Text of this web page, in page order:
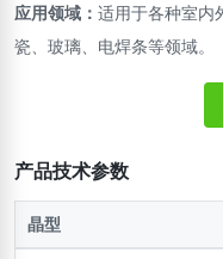
应用领域： 适用于各种室内
瓷、玻璃、电焊条等领域。
产品技术参数
晶型